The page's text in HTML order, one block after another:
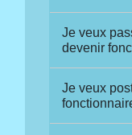
Je veux
devenir
Je veux